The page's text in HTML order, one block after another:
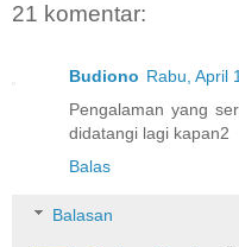
21 komentar:
Budiono Rabu, April
Pengalaman yang
didatangi lagi kapan2
Balas
Balasan